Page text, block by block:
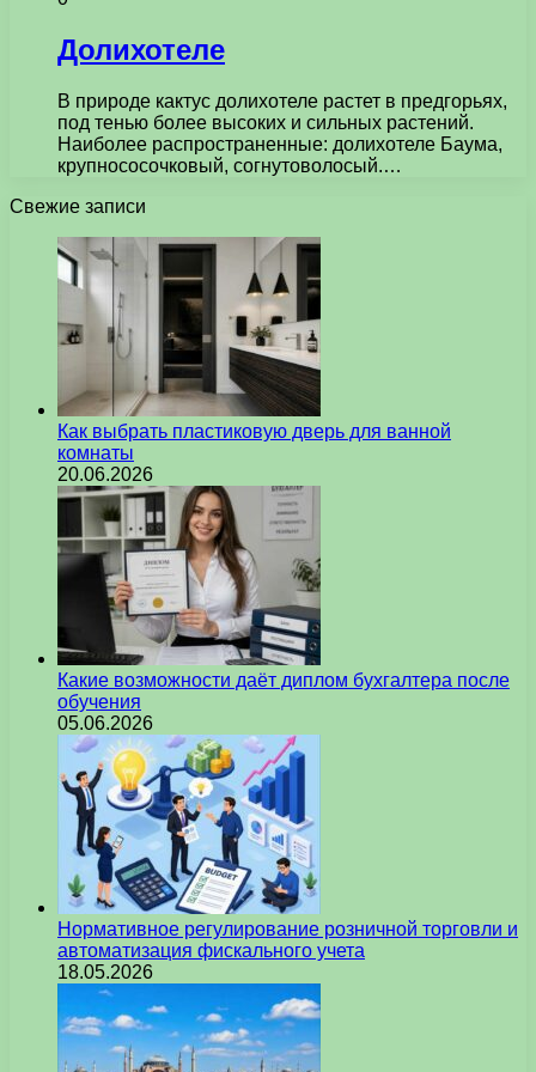
Долихотеле
В природе кактус долихотеле растет в предгорьях,
под тенью более высоких и сильных растений.
Наиболее распространенные: долихотеле Баума,
крупнососочковый, согнутоволосый.…
Свежие записи
Как выбрать пластиковую дверь для ванной
комнаты
20.06.2026
Какие возможности даёт диплом бухгалтера после
обучения
05.06.2026
Нормативное регулирование розничной торговли и
автоматизация фискального учета
18.05.2026